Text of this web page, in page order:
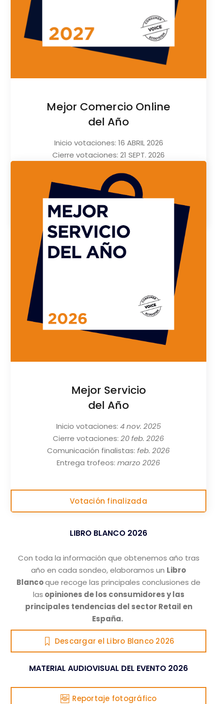
Mejor Comercio Online
del Año
Inicio votaciones: 16 ABRIL 2026
Cierre votaciones: 21 SEPT. 2026
Entrega trofeos: OCTUBRE 2026
VOTAR
Mejor Servicio
del Año
Inicio votaciones: 4 nov. 2025
Cierre votaciones: 20 feb. 2026
Comunicación finalistas: feb. 2026
Entrega trofeos: marzo 2026
Votación finalizada
LIBRO BLANCO 2026
Con toda la información que obtenemos año tras
año en cada sondeo, elaboramos un Libro
Blancoque recoge las principales conclusiones de
las opiniones de los consumidores y las
principales tendencias del sector Retail en
España.
Descargar el Libro Blanco 2026
MATERIAL AUDIOVISUAL DEL EVENTO 2026
Reportaje fotográfico